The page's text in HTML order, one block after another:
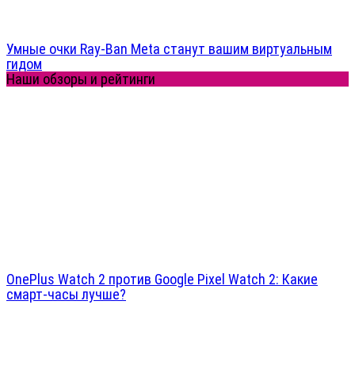
Умные очки Ray-Ban Meta станут вашим виртуальным
гидом
Наши обзоры и рейтинги
OnePlus Watch 2 против Google Pixel Watch 2: Какие
смарт-часы лучше?